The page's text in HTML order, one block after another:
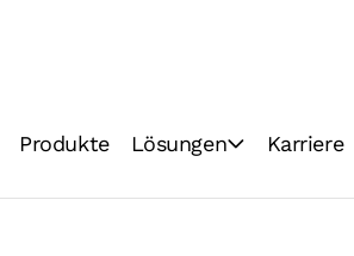
Produkte Lösungen
Backhandwerk
Karriere